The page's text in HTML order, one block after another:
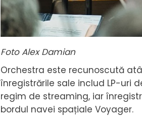
Foto Alex Damian
Orchestra este recunoscută
înregistrările sale includ LP-uri
regim de streaming, iar
bordul navei spațiale Voyager.